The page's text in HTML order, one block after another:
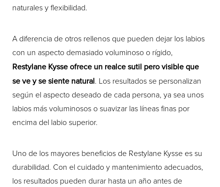
naturales y flexibilidad.
A diferencia de otros rellenos que pueden dejar los labios
con un aspecto demasiado voluminoso o rígido,
Restylane Kysse ofrece un realce sutil pero visible que
se ve y se siente natural. Los resultados se personalizan
según el aspecto deseado de cada persona, ya sea unos
labios más voluminosos o suavizar las líneas finas por
encima del labio superior.
Uno de los mayores beneficios de Restylane Kysse es su
durabilidad. Con el cuidado y mantenimiento adecuados,
los resultados pueden durar hasta un año antes de